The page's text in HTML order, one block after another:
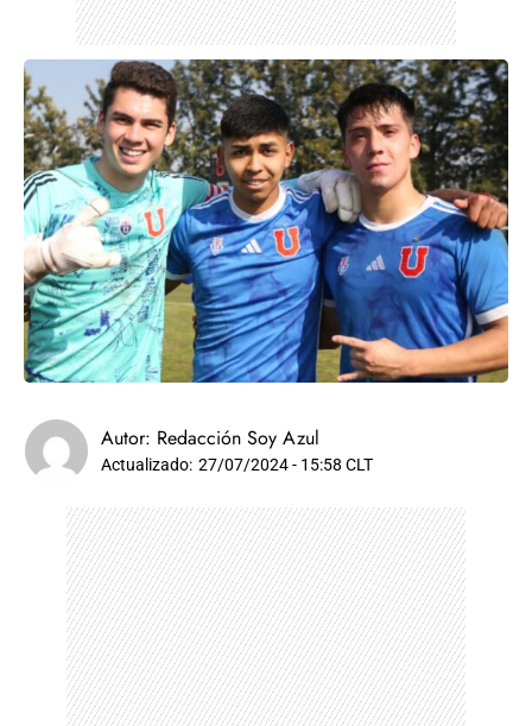
Autor: Redacción Soy Azul
Actualizado: 27/07/2024 - 15:58 CLT